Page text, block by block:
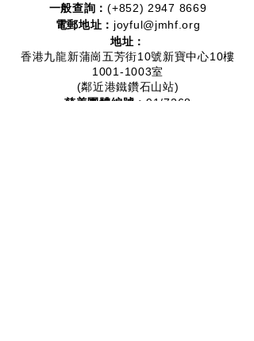
一般查詢：(+852) 2947 8669
電郵地址： joyful@jmhf.org
地址：
香港九龍新蒲崗五芳街10號新寶中心10樓
1001-1003室
(鄰近港鐵鑽石山站)
慈善團體編號： 91/7268